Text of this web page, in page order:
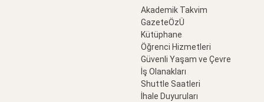
Akademik Takvim
GazeteÖzÜ
Kütüphane
Öğrenci Hizmetleri
Güvenli Yaşam ve Çevre
İş Olanakları
Shuttle Saatleri
İhale Duyuruları